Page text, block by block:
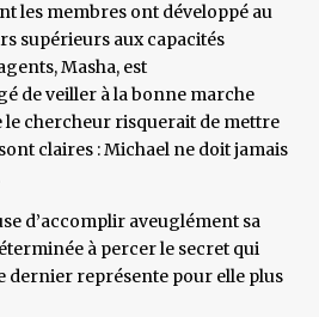
les membres ont développé au
supérieurs aux capacités
Masha, est
de veiller à la bonne marche
le chercheur risquerait de mettre
claires : Michael ne doit jamais
d’accomplir aveuglément sa
à percer le secret qui
dernier représente pour elle plus